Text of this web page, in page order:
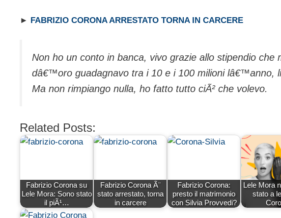
► FABRIZIO CORONA ARRESTATO TORNA IN CARCERE
Non ho un conto in banca, vivo grazie allo stipendio che
dâ€™oro guadagnavo tra i 10 e i 100 milioni lâ€™anno,
Ma non rimpiango nulla, ho fatto tutto ciÃ² che volevo.
Related Posts:
Fabrizio Corona su
Lele Mora: Sono stato
il piÃ¹…
Fabrizio Corona Ã¨
stato arrestato, torna
in carcere
Fabrizio Corona:
presto il matrimonio
con Silvia Provvedi?
Lele Mora
stato a